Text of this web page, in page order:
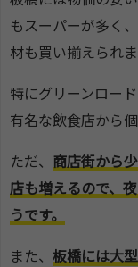
もスーパーが多く
材も買い揃えられま
特にグリーンロー
有名な飲食店から
ただ、 商店街から
店も増えるので、
うです。
また、 板橋には大